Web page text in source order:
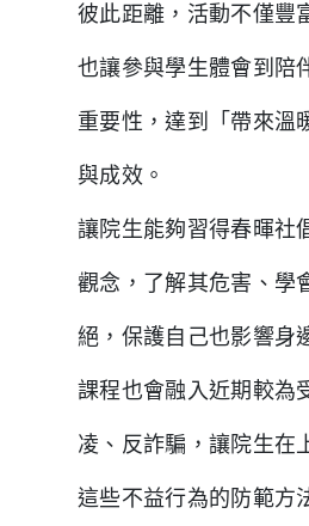
彼此距離，活動不僅豐
也讓參與學生體會到陪
重要性，達到「帶來溫
與成效。
讓院生能夠習得春暉社
觀念，了解其危害、學
絕，保護自己也影響身
課程也會融入近期較為
凌、反詐騙，讓院生在
這些不益行為的防範方